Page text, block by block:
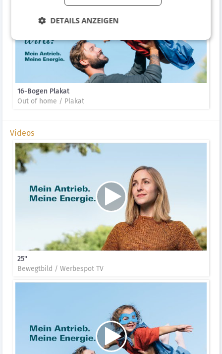
16-Bogen Plakat
Out of home / Plakat
Videos
25''
Bewegtbild / Werbespot TV
DETAILS ANZEIGEN